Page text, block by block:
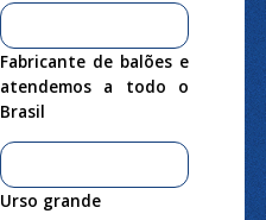
Fabricante de balões e
atendemos a todo o
Brasil
Urso grande